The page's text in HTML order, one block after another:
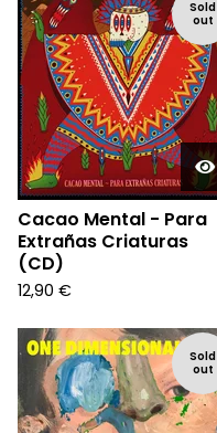
Sold
out
Cacao Mental - Para
Extrañas Criaturas
(CD)
12,90 €
Sold
out